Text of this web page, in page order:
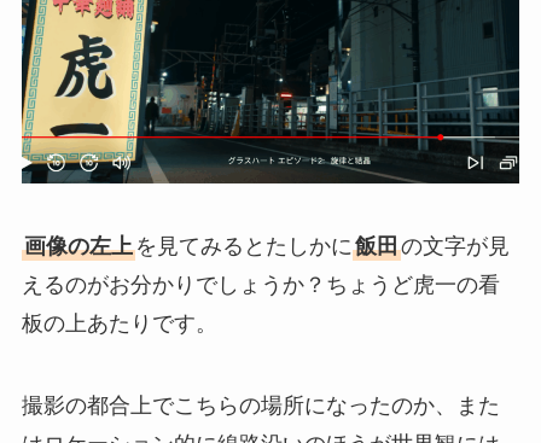
画像の左上を見てみるとたしかに飯田の文字が見
えるのがお分かりでしょうか？ちょうど虎一の看
板の上あたりです。
撮影の都合上でこちらの場所になったのか、また